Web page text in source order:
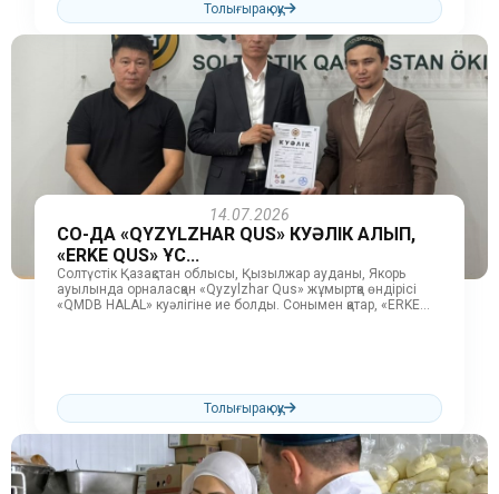
Толығырақ оқу
14.07.2026
СҚО-ДА «QYZYLZHAR QUS» КУӘЛІК АЛЫП,
«ERKE QUS» ҚҰС...
Солтүстік Қазақстан облысы, Қызылжар ауданы, Якорь
ауылында орналасқан «Qyzylzhar Qus» жұмыртқа өндірісі
«QMDB HALAL» куәлігіне ие болды. Сонымен қатар, «ERKE
Толығырақ оқу